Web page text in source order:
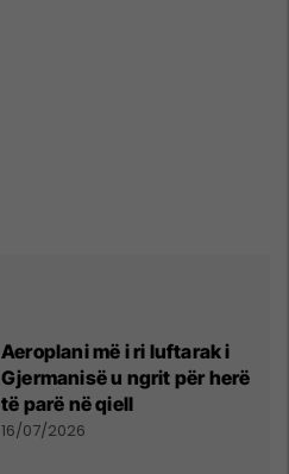
Aeroplani më i ri luftarak i
Gjermanisë u ngrit për herë
të parë në qiell
16/07/2026